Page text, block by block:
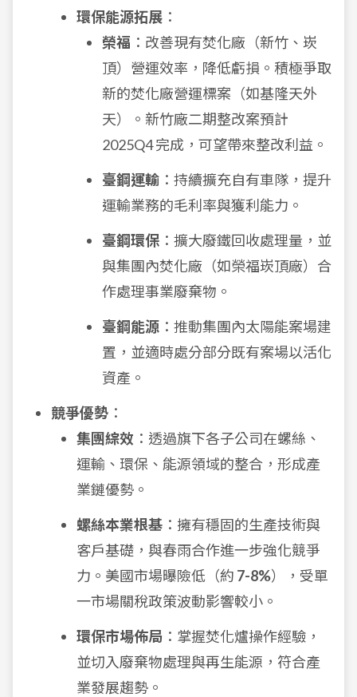
環保能源拓展 ：
榮福 ：改善現有焚化廠（新竹、崁
頂）營運效率，降低虧損。積極爭取
新的焚化廠營運標案（如基隆天外
天）。新竹廠二期整改案預計
2025Q4 完成，可望帶來整改利益。
臺鋼運輸 ：持續擴充自有車隊，提升
運輸業務的毛利率與獲利能力。
臺鋼環保 ：擴大廢鐵回收處理量，並
與集團內焚化廠（如榮福崁頂廠）合
作處理事業廢棄物。
臺鋼能源 ：推動集團內太陽能案場建
置，並適時處分部分既有案場以活化
資產。
競爭優勢 ：
集團綜效 ：透過旗下各子公司在螺絲、
運輸、環保、能源領域的整合，形成產
業鏈優勢。
螺絲本業根基 ：擁有穩固的生產技術與
客戶基礎，與春雨合作進一步強化競爭
力。美國市場曝險低（約 7-8%），受單
一市場關稅政策波動影響較小。
環保市場佈局 ：掌握焚化爐操作經驗，
並切入廢棄物處理與再生能源，符合產
業發展趨勢。